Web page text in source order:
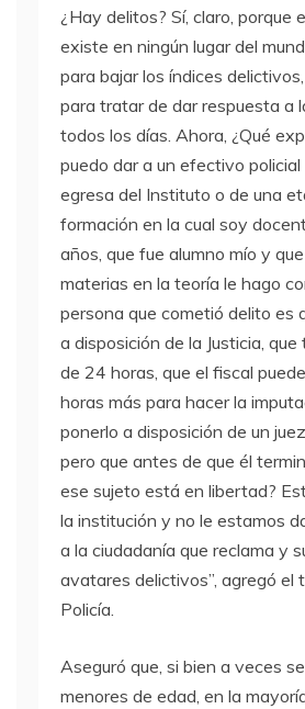
¿Hay delitos? Sí, claro, porque
existe en ningún lugar del
para bajar los índices
para tratar de dar respuesta a
todos los días. Ahora, ¿Qué
puedo dar a un efectivo policial
egresa del Instituto o de una
formación en la cual soy
años, que fue alumno mío y
materias en la teoría le hago
persona que cometió delito es
a disposición de la Justicia,
de 24 horas, que el fiscal
horas más para hacer la
ponerlo a disposición de un
pero que antes de que él
ese sujeto está en libertad?
la institución y no le estamos
a la ciudadanía que reclama y
avatares delictivos”, agregó el
Policía.
Aseguró que, si bien a veces
menores de edad, en la